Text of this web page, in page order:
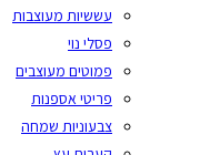
עששיות מעוצבות
פסלי נוי
פמוטים מעוצבים
פריטי אספנות
צבעוניות שמחה